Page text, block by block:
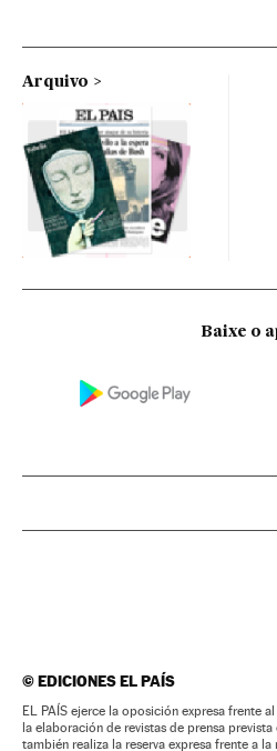
Arquivo
Baixe o
©EDICIONES EL PAÍS
EL PAÍS ejerce la oposición expresa frente
la elaboración de revistas de prensa
también realiza la reserva expresa frente a